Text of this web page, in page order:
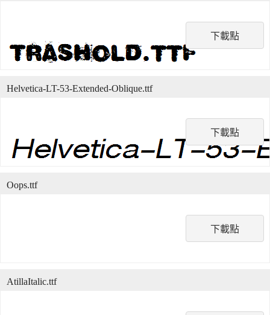
下載點
下載點
Helvetica-LT-53-Extended-Oblique.ttf
下載點
Oops.ttf
AtillaItalic.ttf